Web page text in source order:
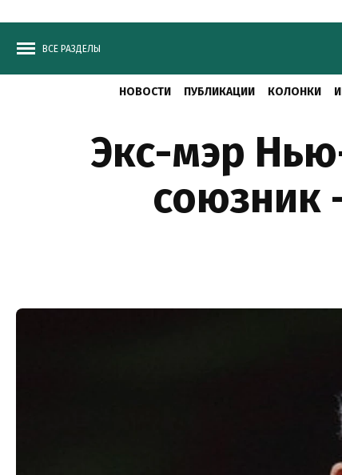
ВСЕ РАЗДЕЛЫ
НОВОСТИ ПУБЛИКАЦИИ КОЛОНКИ
Экс-мэр
союзник